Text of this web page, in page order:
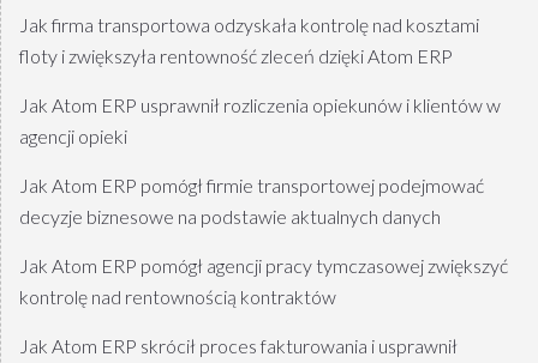
Jak firma transportowa odzyskała kontrolę nad kosztami
floty i zwiększyła rentowność zleceń dzięki Atom ERP
Jak Atom ERP usprawnił rozliczenia opiekunów i klientów w
agencji opieki
Jak Atom ERP pomógł firmie transportowej podejmować
decyzje biznesowe na podstawie aktualnych danych
Jak Atom ERP pomógł agencji pracy tymczasowej zwiększyć
kontrolę nad rentownością kontraktów
Jak Atom ERP skrócił proces fakturowania i usprawnił